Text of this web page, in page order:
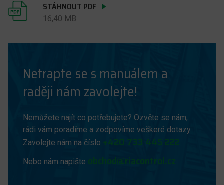
STÁHNOUT PDF
16,40 MB
Netrapte se s manuálem a
raději nám zavolejte!
Nemůžete najít co potřebujete? Ozvěte se nám,
rádi vám poradíme a zodpovíme veškeré dotazy.
Zavolejte nám na číslo +420 733 445 222
Nebo nám napište obchod@riacontrol.cz